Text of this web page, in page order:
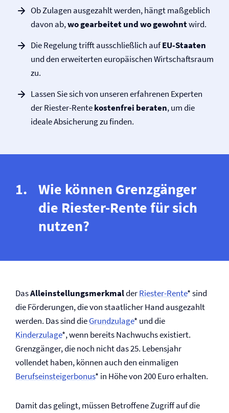
Ob Zulagen ausgezahlt werden, hängt maßgeblich
davon ab,wo gearbeitet und wo gewohntwird.
Die Regelung trifft ausschließlich aufEU-Staaten
und den erweiterten europäischen Wirtschaftsraum
zu.
Lassen Sie sich von unseren erfahrenen Experten
der Riester-Rentekostenfrei beraten, um die
ideale Absicherung zu finden.
Wie können Grenzgänger
die Riester-Rente für sich
nutzen?
DasAlleinstellungsmerkmalderRiester-Rente* sind
die Förderungen, die von staatlicher Hand ausgezahlt
werden. Das sind dieGrundzulage* und die
Kinderzulage*, wenn bereits Nachwuchs existiert.
Grenzgänger, die noch nicht das 25. Lebensjahr
vollendet haben, können auch den einmaligen
Berufseinsteigerbonus* in Höhe von 200 Euro erhalten.
Damit das gelingt, müssen Betroffene Zugriff auf die